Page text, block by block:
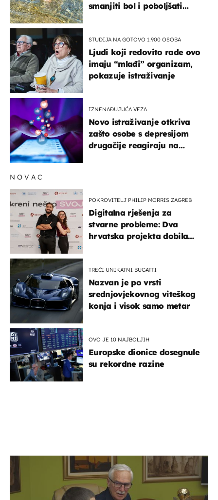
smanjiti bol i poboljšati
STUDIJA NA GOTOVO 1.900 OSOBA
Ljudi koji redovito rade ovo
imaju “mlađi” organizam,
pokazuje istraživanje
IZNENAĐUJUĆA VEZA
Novo istraživanje otkriva
zašto osobe s depresijom
drugačije reagiraju na
NOVAC
POKROVITELJ PHILIP MORRIS ZAGREB
Digitalna rješenja za
stvarne probleme: Dva
hrvatska projekta dobila
TREĆI UNIKATNI BUGATTI
Nazvan je po vrsti
srednjovjekovnog viteškog
konja i visok samo metar
OVO JE 10 NAJBOLJIH
Europske dionice dosegnule
su rekordne razine